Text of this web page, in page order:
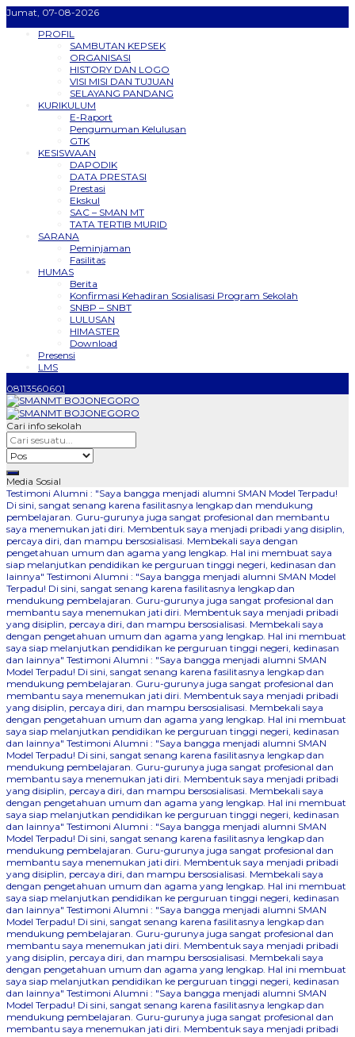
Jumat, 07-08-2026
PROFIL
SAMBUTAN KEPSEK
ORGANISASI
HISTORY DAN LOGO
VISI MISI DAN TUJUAN
SELAYANG PANDANG
KURIKULUM
E-Raport
Pengumuman Kelulusan
GTK
KESISWAAN
DAPODIK
DATA PRESTASI
Prestasi
Ekskul
SAC – SMAN MT
TATA TERTIB MURID
SARANA
Peminjaman
Fasilitas
HUMAS
Berita
Konfirmasi Kehadiran Sosialisasi Program Sekolah
SNBP – SNBT
LULUSAN
HIMASTER
Download
Presensi
LMS
08113560601
Cari info sekolah
Media Sosial
Testimoni Alumni : "Saya bangga menjadi alumni SMAN Model Terpadu!
Di sini, sangat senang karena fasilitasnya lengkap dan mendukung
pembelajaran. Guru-gurunya juga sangat profesional dan membantu
saya menemukan jati diri. Membentuk saya menjadi pribadi yang disiplin,
percaya diri, dan mampu bersosialisasi. Membekali saya dengan
pengetahuan umum dan agama yang lengkap. Hal ini membuat saya
siap melanjutkan pendidikan ke perguruan tinggi negeri, kedinasan dan
lainnya" Testimoni Alumni : "Saya bangga menjadi alumni SMAN Model
Terpadu! Di sini, sangat senang karena fasilitasnya lengkap dan
mendukung pembelajaran. Guru-gurunya juga sangat profesional dan
membantu saya menemukan jati diri. Membentuk saya menjadi pribadi
yang disiplin, percaya diri, dan mampu bersosialisasi. Membekali saya
dengan pengetahuan umum dan agama yang lengkap. Hal ini membuat
saya siap melanjutkan pendidikan ke perguruan tinggi negeri, kedinasan
dan lainnya" Testimoni Alumni : "Saya bangga menjadi alumni SMAN
Model Terpadu! Di sini, sangat senang karena fasilitasnya lengkap dan
mendukung pembelajaran. Guru-gurunya juga sangat profesional dan
membantu saya menemukan jati diri. Membentuk saya menjadi pribadi
yang disiplin, percaya diri, dan mampu bersosialisasi. Membekali saya
dengan pengetahuan umum dan agama yang lengkap. Hal ini membuat
saya siap melanjutkan pendidikan ke perguruan tinggi negeri, kedinasan
dan lainnya" Testimoni Alumni : "Saya bangga menjadi alumni SMAN
Model Terpadu! Di sini, sangat senang karena fasilitasnya lengkap dan
mendukung pembelajaran. Guru-gurunya juga sangat profesional dan
membantu saya menemukan jati diri. Membentuk saya menjadi pribadi
yang disiplin, percaya diri, dan mampu bersosialisasi. Membekali saya
dengan pengetahuan umum dan agama yang lengkap. Hal ini membuat
saya siap melanjutkan pendidikan ke perguruan tinggi negeri, kedinasan
dan lainnya" Testimoni Alumni : "Saya bangga menjadi alumni SMAN
Model Terpadu! Di sini, sangat senang karena fasilitasnya lengkap dan
mendukung pembelajaran. Guru-gurunya juga sangat profesional dan
membantu saya menemukan jati diri. Membentuk saya menjadi pribadi
yang disiplin, percaya diri, dan mampu bersosialisasi. Membekali saya
dengan pengetahuan umum dan agama yang lengkap. Hal ini membuat
saya siap melanjutkan pendidikan ke perguruan tinggi negeri, kedinasan
dan lainnya" Testimoni Alumni : "Saya bangga menjadi alumni SMAN
Model Terpadu! Di sini, sangat senang karena fasilitasnya lengkap dan
mendukung pembelajaran. Guru-gurunya juga sangat profesional dan
membantu saya menemukan jati diri. Membentuk saya menjadi pribadi
yang disiplin, percaya diri, dan mampu bersosialisasi. Membekali saya
dengan pengetahuan umum dan agama yang lengkap. Hal ini membuat
saya siap melanjutkan pendidikan ke perguruan tinggi negeri, kedinasan
dan lainnya" Testimoni Alumni : "Saya bangga menjadi alumni SMAN
Model Terpadu! Di sini, sangat senang karena fasilitasnya lengkap dan
mendukung pembelajaran. Guru-gurunya juga sangat profesional dan
membantu saya menemukan jati diri. Membentuk saya menjadi pribadi